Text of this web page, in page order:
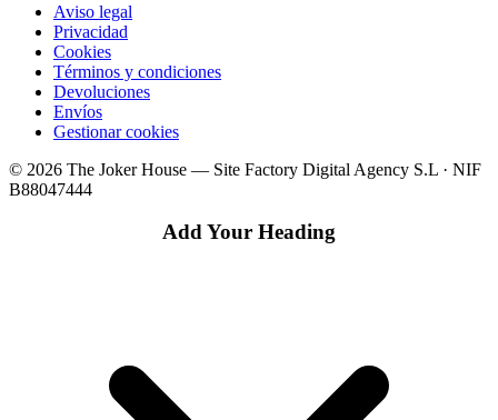
Aviso legal
Privacidad
Cookies
Términos y condiciones
Devoluciones
Envíos
Gestionar cookies
© 2026 The Joker House — Site Factory Digital Agency S.L · NIF
B88047444
Add Your Heading